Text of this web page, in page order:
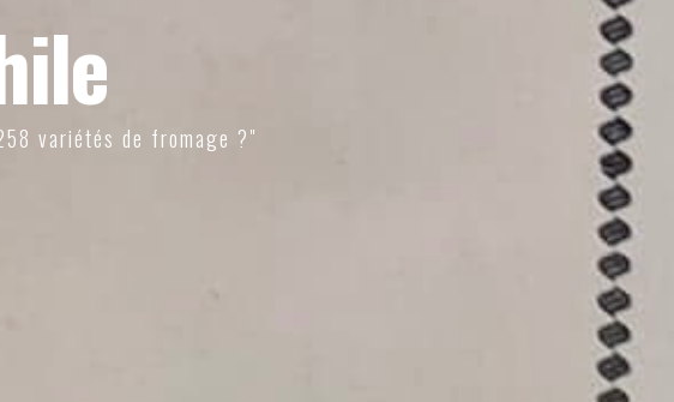
variétés de fromage ?"